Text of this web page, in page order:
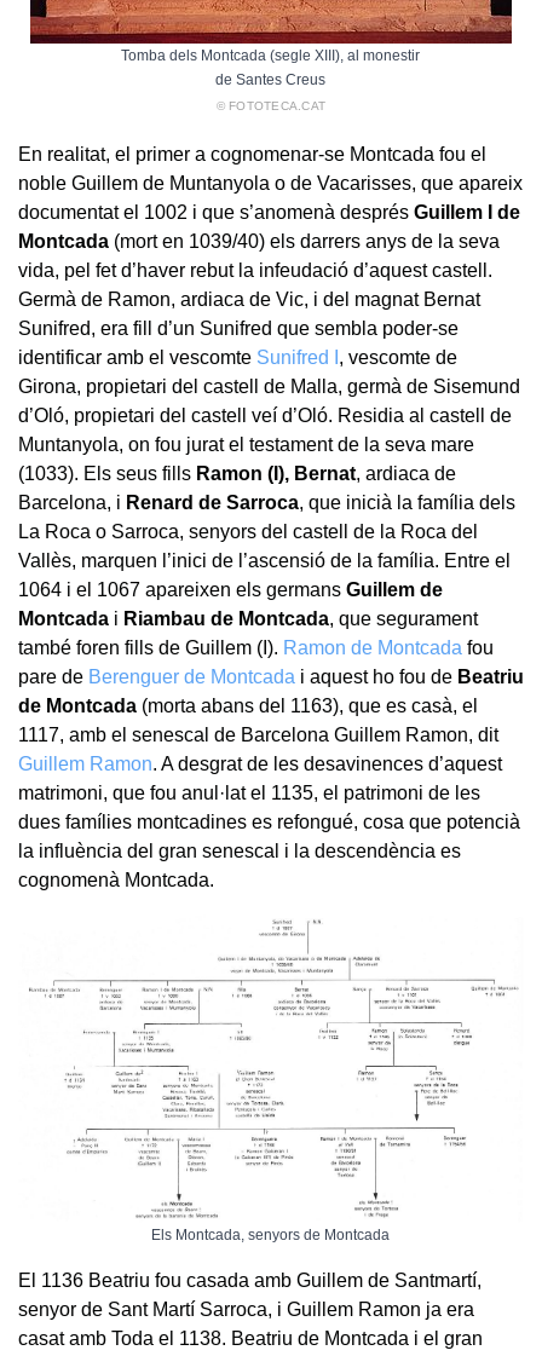
Tomba dels Montcada (segle XIII), al monestir
de Santes Creus
© FOTOTECA.CAT
En realitat, el primer a cognomenar-se Montcada fou el
noble Guillem de Muntanyola o de Vacarisses, que apareix
documentat el 1002 i que s’anomenà després Guillem I de
Montcada (mort en 1039/40) els darrers anys de la seva
vida, pel fet d’haver rebut la infeudació d’aquest castell.
Germà de Ramon, ardiaca de Vic, i del magnat Bernat
Sunifred, era fill d’un Sunifred que sembla poder-se
identificar amb el vescomte Sunifred I , vescomte de
Girona, propietari del castell de Malla, germà de Sisemund
d’Oló, propietari del castell veí d’Oló. Residia al castell de
Muntanyola, on fou jurat el testament de la seva mare
(1033). Els seus fills Ramon (I), Bernat, ardiaca de
Barcelona, i Renard de Sarroca, que inicià la família dels
La Roca o Sarroca, senyors del castell de la Roca del
Vallès, marquen l’inici de l’ascensió de la família. Entre el
1064 i el 1067 apareixen els germans Guillem de
Montcada i Riambau de Montcada, que segurament
també foren fills de Guillem (I). Ramon de Montcada fou
pare de Berenguer de Montcada i aquest ho fou de Beatriu
de Montcada (morta abans del 1163), que es casà, el
1117, amb el senescal de Barcelona Guillem Ramon, dit
Guillem Ramon. A desgrat de les desavinences d’aquest
matrimoni, que fou anul·lat el 1135, el patrimoni de les
dues famílies montcadines es refongué, cosa que potencià
la influència del gran senescal i la descendència es
cognomenà Montcada.
Els Montcada, senyors de Montcada
El 1136 Beatriu fou casada amb Guillem de Santmartí,
senyor de Sant Martí Sarroca, i Guillem Ramon ja era
casat amb Toda el 1138. Beatriu de Montcada i el gran